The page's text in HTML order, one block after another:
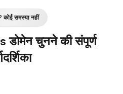
समस्या नहीं
डोमेन चुनने की संपूर्ण